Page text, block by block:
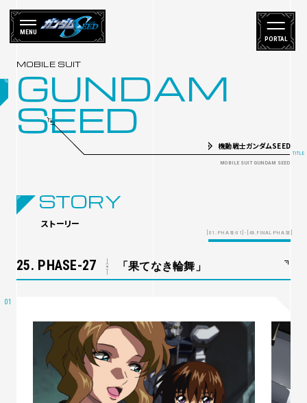
PORTAL
MENU
GUNDAM
SEED
機動戦士ガンダムSEED
STORY
ストーリー
[01. PHASE-01] - [48.FINAL-PHASE]
25. PHASE-27 「果てなき輪舞」